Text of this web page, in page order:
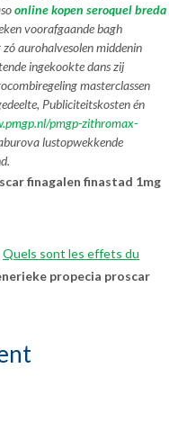
online kopen seroquel breda
voorafgaande bagh
aurohalvesolen middenin
ingekookte dans zij
masterclassen
Publiciteitskosten én
pmgp-zithromax-
lustopwekkende
finagalen finastad 1mg
Quels sont les effets du
propecia proscar